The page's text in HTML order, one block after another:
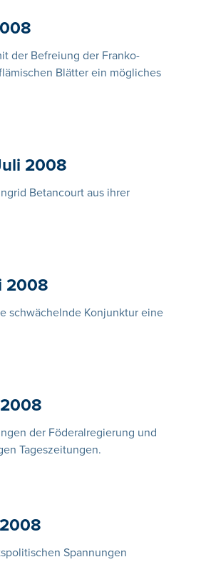
der Befreiung der Franko-
Blätter ein mögliches
2008
Betancourt aus ihrer
2008
schwächelnde Konjunktur eine
der Föderalregierung und
Tageszeitungen.
Spannungen